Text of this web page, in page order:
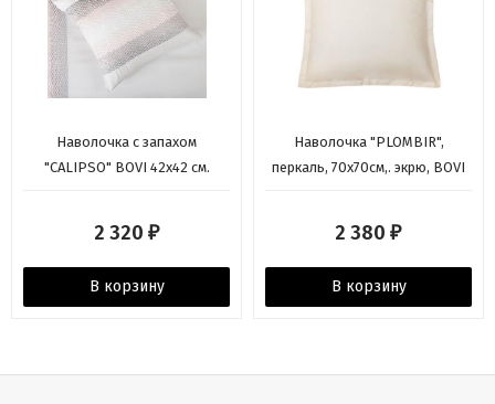
Наволочка с запахом
"CALIPSO" BOVI 42х42 см.
2 320 ₽
В корзину
Наволочка "PLOMBIR",
перкаль, 70х70см,. экрю, BOVI
2 380 ₽
В корзину